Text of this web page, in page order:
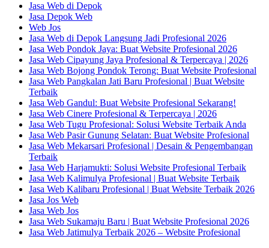
Jasa Web di Depok
Jasa Depok Web
Web Jos
Jasa Web di Depok Langsung Jadi Profesional 2026
Jasa Web Pondok Jaya: Buat Website Profesional 2026
Jasa Web Cipayung Jaya Profesional & Terpercaya | 2026
Jasa Web Bojong Pondok Terong: Buat Website Profesional
Jasa Web Pangkalan Jati Baru Profesional | Buat Website
Terbaik
Jasa Web Gandul: Buat Website Profesional Sekarang!
Jasa Web Cinere Profesional & Terpercaya | 2026
Jasa Web Tugu Profesional: Solusi Website Terbaik Anda
Jasa Web Pasir Gunung Selatan: Buat Website Profesional
Jasa Web Mekarsari Profesional | Desain & Pengembangan
Terbaik
Jasa Web Harjamukti: Solusi Website Profesional Terbaik
Jasa Web Kalimulya Profesional | Buat Website Terbaik
Jasa Web Kalibaru Profesional | Buat Website Terbaik 2026
Jasa Jos Web
Jasa Web Jos
Jasa Web Sukamaju Baru | Buat Website Profesional 2026
Jasa Web Jatimulya Terbaik 2026 – Website Profesional